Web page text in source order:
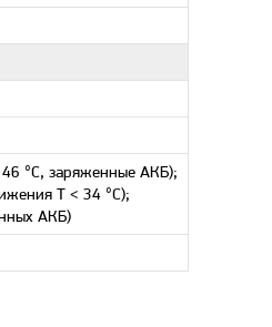
°С, заряженные АКБ);
T < 34 °С);
АКБ)